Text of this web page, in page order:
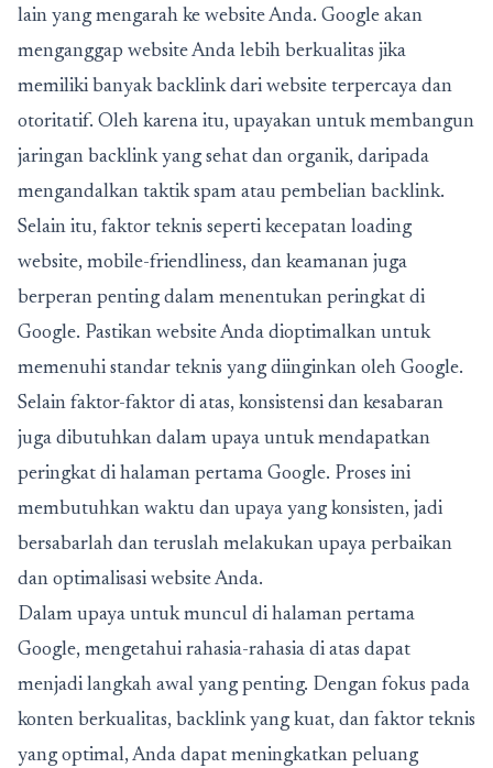
lain yang mengarah ke website Anda. Google akan
menganggap website Anda lebih berkualitas jika
memiliki banyak backlink dari website terpercaya dan
otoritatif. Oleh karena itu, upayakan untuk membangun
jaringan backlink yang sehat dan organik, daripada
mengandalkan taktik spam atau pembelian backlink.
Selain itu, faktor teknis seperti kecepatan loading
website, mobile-friendliness, dan keamanan juga
berperan penting dalam menentukan peringkat di
Google. Pastikan website Anda dioptimalkan untuk
memenuhi standar teknis yang diinginkan oleh Google.
Selain faktor-faktor di atas, konsistensi dan kesabaran
juga dibutuhkan dalam upaya untuk mendapatkan
peringkat di halaman pertama Google. Proses ini
membutuhkan waktu dan upaya yang konsisten, jadi
bersabarlah dan teruslah melakukan upaya perbaikan
dan optimalisasi website Anda.
Dalam upaya untuk muncul di halaman pertama
Google, mengetahui rahasia-rahasia di atas dapat
menjadi langkah awal yang penting. Dengan fokus pada
konten berkualitas, backlink yang kuat, dan faktor teknis
yang optimal, Anda dapat meningkatkan peluang